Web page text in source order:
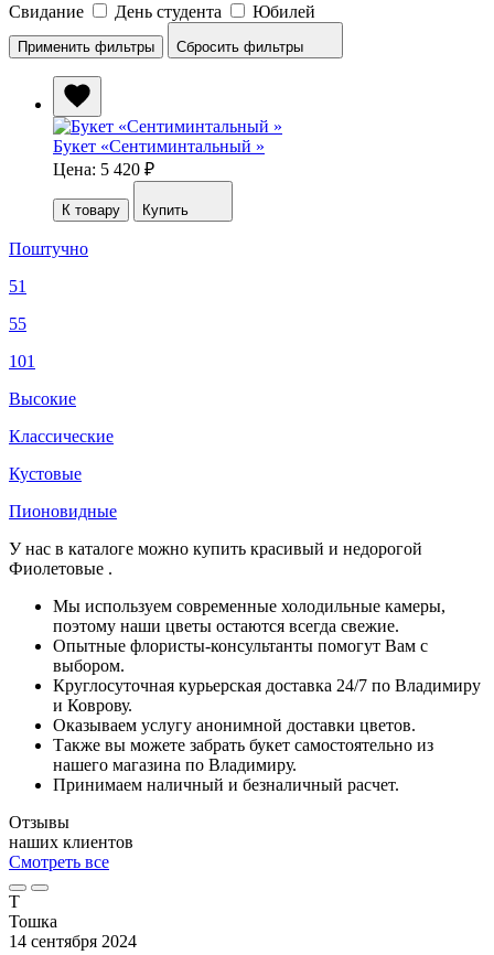
Свидание
День студента Юбилей
Сбросить фильтры
Букет «Сентиминтальный »
Цена: 5 420 ₽
К товару Купить
Поштучно
51
55
101
Высокие
Классические
Кустовые
Пионовидные
У нас в каталоге можно купить красивый и недорогой
Фиолетовые .
Мы используем современные холодильные камеры,
поэтому наши цветы остаются всегда свежие.
Опытные флористы-консультанты помогут Вам с
выбором.
Круглосуточная курьерская доставка 24/7 по Владимиру
и Коврову.
Оказываем услугу анонимной доставки цветов.
Также вы можете забрать букет самостоятельно из
нашего магазина по Владимиру.
Принимаем наличный и безналичный расчет.
Отзывы
наших клиентов
Смотреть все
Т
Тошка
14 сентября 2024